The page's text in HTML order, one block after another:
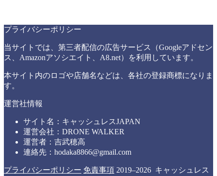
プライバシーポリシー
当サイトでは、第三者配信の広告サービス（Googleアドセン
ス、Amazonアソシエイト、A8.net）を利用しています。
本サイト内のロゴや店舗名などは、各社の登録商標になりま
す。
運営社情報
サイト名：キャッシュレスJAPAN
運営会社：DRONE WALKER
運営者：吉武穂高
連絡先：hodaka8866@gmail.com
プライバシーポリシー 免責事項 2019–2026 キャッシュレス